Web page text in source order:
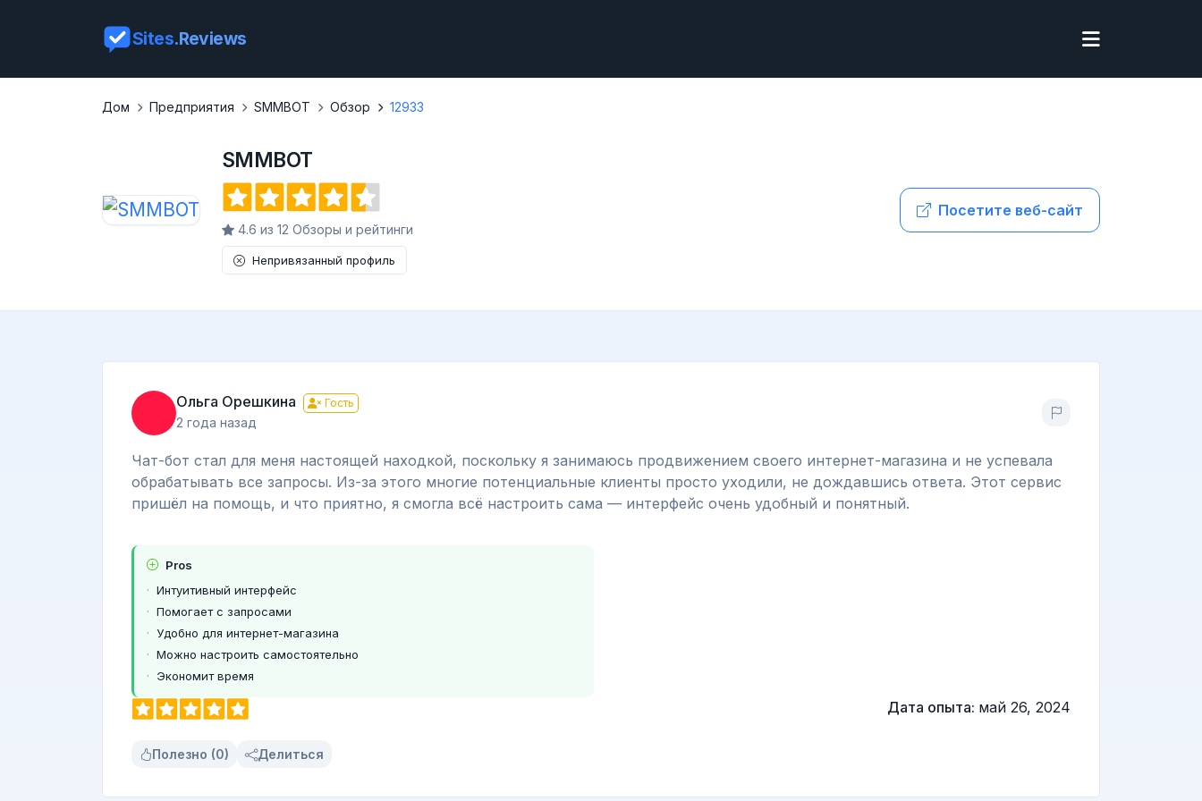
Sites.Reviews
Дом Предприятия SMMBOT Обзор 12933
SMMBOT
4.6 из 12 Обзоры и рейтинги
Непривязанный профиль
Посетите веб-сайт
Ольга Орешкина Гость
2 года назад
Чат-бот стал для меня настоящей находкой, поскольку я занимаюсь продвижением своего интернет-магазина и не успевала
обрабатывать все запросы. Из-за этого многие потенциальные клиенты просто уходили, не дождавшись ответа. Этот сервис
пришёл на помощь, и что приятно, я смогла всё настроить сама — интерфейс очень удобный и понятный.
Pros
Интуитивный интерфейс
Помогает с запросами
Удобно для интернет-магазина
Можно настроить самостоятельно
Экономит время
Дата опыта: май 26, 2024
Полезно (0) Делиться